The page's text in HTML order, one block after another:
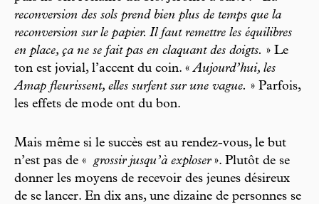
reconversion des sols prend bien plus de temps que la
reconversion sur le papier. Il faut remettre les équilibres
en place, ça ne se fait pas en claquant des doigts. » Le
ton est jovial, l’accent du coin. «Aujourd’hui, les
Amap fleurissent, elles surfent sur une vague. » Parfois,
les effets de mode ont du bon.
Mais même si le succès est au rendez-vous, le but
n’est pas de « grossir jusqu’à exploser». Plutôt de se
donner les moyens de recevoir des jeunes désireux
de se lancer. En dix ans, une dizaine de personnes se